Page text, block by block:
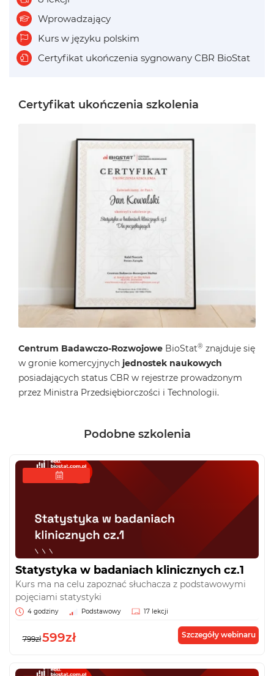
Wprowadzający
Kurs w języku polskim
Certyfikat ukończenia sygnowany CBR BioStat
Certyfikat ukończenia szkolenia
Centrum Badawczo-Rozwojowe BioStat® znajduje się
w gronie komercyjnych jednostek naukowych
posiadających status CBR w rejestrze prowadzonym
przez Ministra Przedsiębiorczości i Technologii.
Podobne szkolenia
Statystyka w badaniach klinicznych cz.1
Kurs ma na celu zapoznać słuchacza z podstawowymi
pojęciami statystyki
4 godziny Podstawowy 17 lekcji
799zł599zł Szczegóły webinaru